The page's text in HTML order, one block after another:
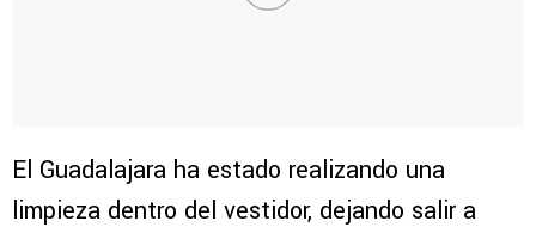
El Guadalajara ha estado realizando una
limpieza dentro del vestidor, dejando salir a